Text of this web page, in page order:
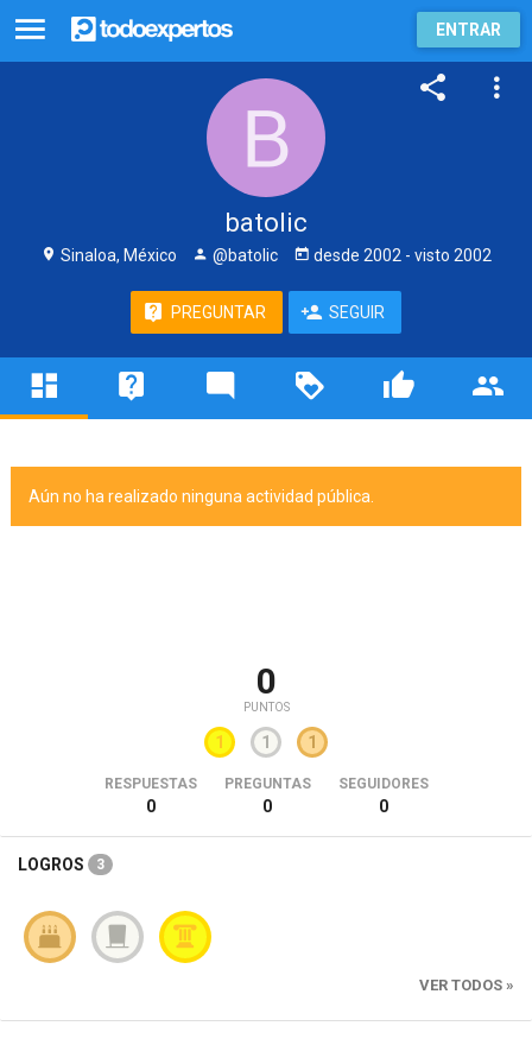
ENTRAR
batolic
Sinaloa, México @batolic desde 2002 - visto 2002
PREGUNTAR SEGUIR
Aún no ha realizado ninguna actividad pública.
0
PUNTOS
1 1 1
RESPUESTAS
0
PREGUNTAS
0
SEGUIDORES
0
LOGROS 3
VER TODOS »